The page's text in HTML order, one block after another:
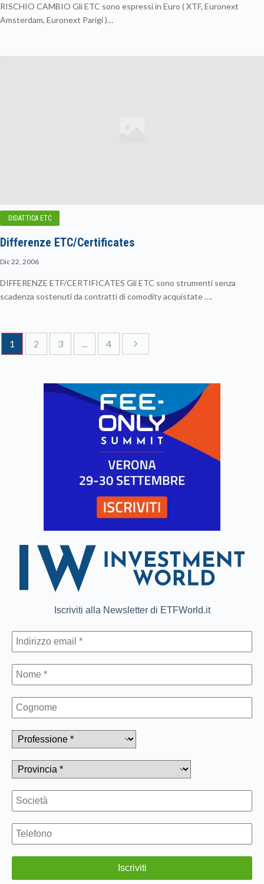
RISCHIO CAMBIO Gli ETC sono espressi in Euro ( XTF, Euronext
Amsterdam, Euronext Parigi )…
DIDATTICA ETC
Differenze ETC/Certificates
Dic 22, 2006
DIFFERENZE ETF/CERTIFICATES Gli ETC sono strumenti senza
scadenza sostenuti da contratti di comodity acquistate ….
1 2 3 ... 4
Iscriviti alla Newsletter di ETFWorld.it